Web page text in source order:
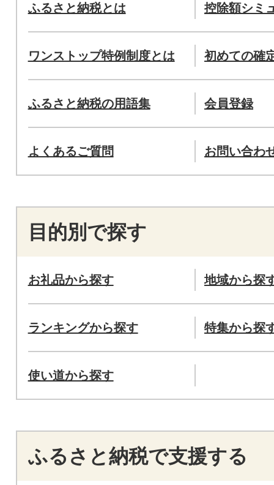
ふるさと納税とは 控除額シミ
ワンストップ特例制度とは 初めての確
ふるさと納税の用語集 会員登録
よくあるご質問 お問い合わ
目的別で探す
お礼品から探す 地域から探
ランキングから探す 特集から探
使い道から探す
ふるさと納税で支援する